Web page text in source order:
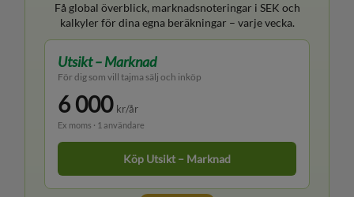
Få global överblick, marknadsnoteringar i SEK och
kalkyler för dina egna beräkningar – varje vecka.
Utsikt – Marknad
För dig som vill tajma sälj och inköp
6 000 kr/år
Ex moms · 1 användare
Köp Utsikt – Marknad